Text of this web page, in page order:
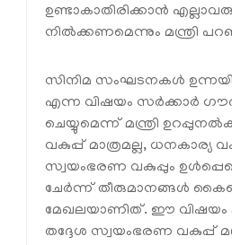
ഉണ്ടാകാതിരിക്കാൻ
നിൽക്കണമെന്നും മന്ത്രി
സിനിമ സംഘടനകൾ
എന്ന വിഷയം സർക്കാർ
ചെയ്യുമെന്ന് മന്ത്രി
വകുപ്പ് മാത്രമല്ല, ധനകാര്യ
സ്വയംഭരണ വകുപ്പും
ചേർന്ന് തീരുമാനങ്ങൾ
മേഖലയാണിത്. ഈ വിഷയം
തദ്ദേശ സ്വയംഭരണ വകുപ്പ്